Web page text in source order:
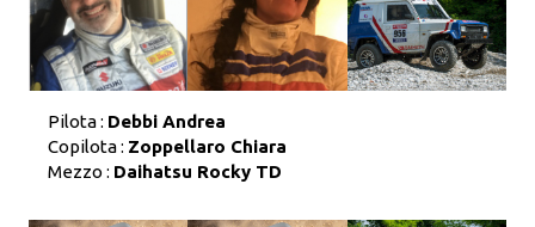
Pilota : Debbi Andrea
Copilota : Zoppellaro Chiara
Mezzo : Daihatsu Rocky TD